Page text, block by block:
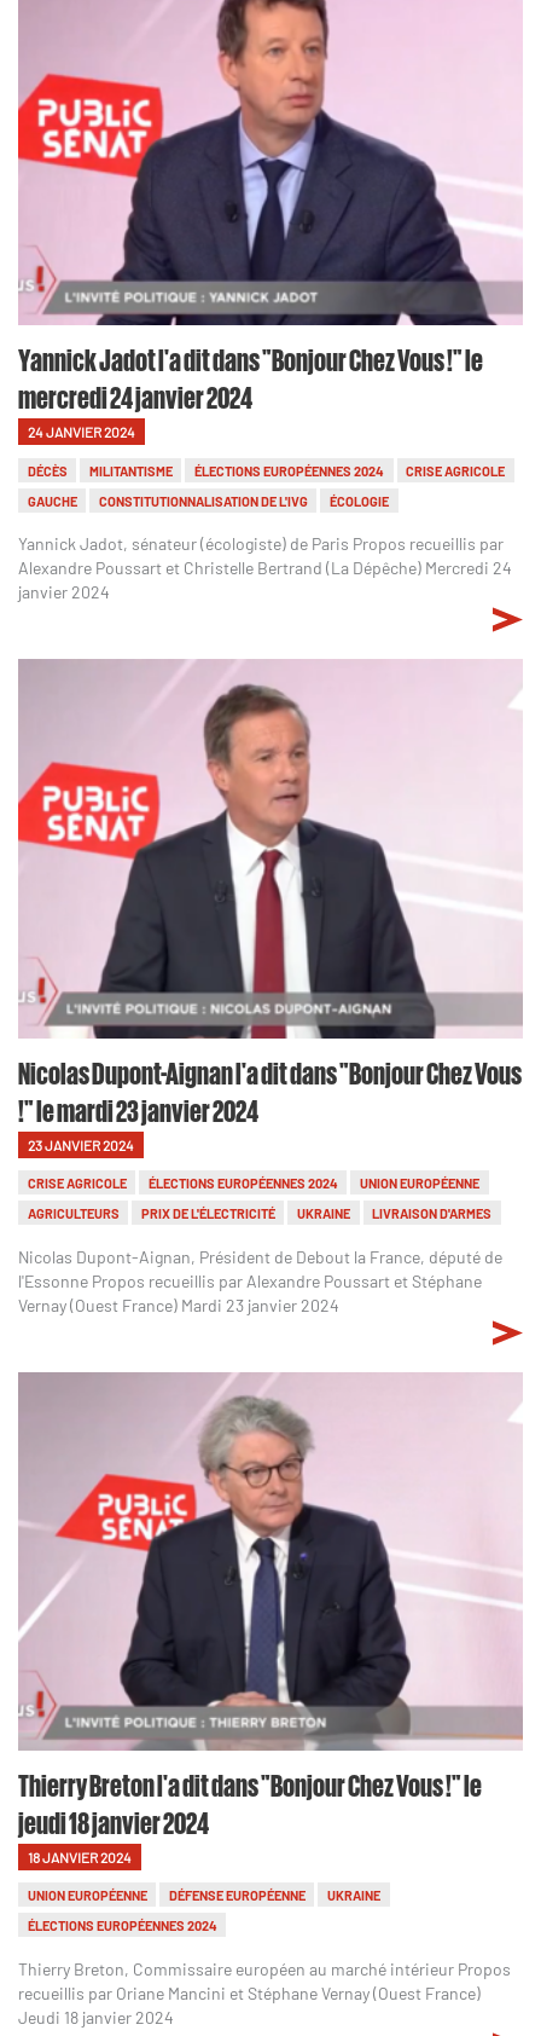
Yannick Jadot l'a dit dans "Bonjour Chez Vous !" le
mercredi 24 janvier 2024
24 JANVIER 2024
DÉCÈS MILITANTISME ÉLECTIONS EUROPÉENNES 2024
CRISE AGRICOLE
GAUCHE
CONSTITUTIONNALISATION DE L'IVG ÉCOLOGIE
Yannick Jadot, sénateur (écologiste) de Paris Propos recueillis par
Alexandre Poussart et Christelle Bertrand (La Dépêche) Mercredi 24
janvier 2024
Nicolas Dupont-Aignan l'a dit dans "Bonjour Chez Vous
!" le mardi 23 janvier 2024
23 JANVIER 2024
CRISE AGRICOLE ÉLECTIONS EUROPÉENNES 2024
UNION EUROPÉENNE
AGRICULTEURS
PRIX DE L'ÉLECTRICITÉ UKRAINE LIVRAISON D'ARMES
Nicolas Dupont-Aignan, Président de Debout la France, député de
l'Essonne Propos recueillis par Alexandre Poussart et Stéphane
Vernay (Ouest France) Mardi 23 janvier 2024
Thierry Breton l'a dit dans "Bonjour Chez Vous !" le
jeudi 18 janvier 2024
18 JANVIER 2024
UNION EUROPÉENNE DÉFENSE EUROPÉENNE
UKRAINE
ÉLECTIONS EUROPÉENNES 2024
Thierry Breton, Commissaire européen au marché intérieur Propos
recueillis par Oriane Mancini et Stéphane Vernay (Ouest France)
Jeudi 18 janvier 2024